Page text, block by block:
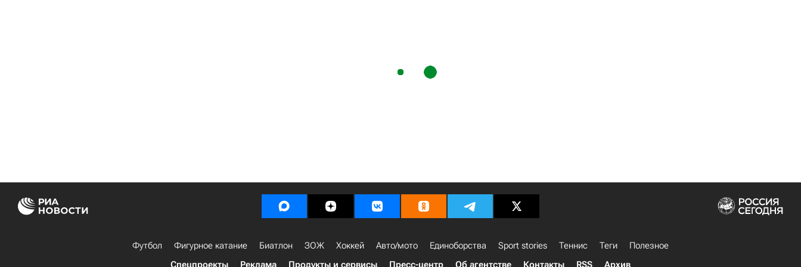
Футбол Фигурное катание Биатлон ЗОЖ Хоккей Авто/мото Единоборства Sport stories Теннис Теги
Полезное
Спецпроекты
Реклама Продукты и сервисы Пресс-центр Об агентстве Контакты RSS Архив